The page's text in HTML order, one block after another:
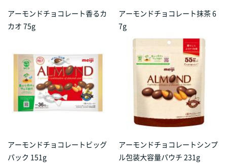
アーモンドチョコレート香るカ
カオ 75g
アーモンドチョコレート抹茶 6
7g
アーモンドチョコレートビッグ
パック 151g
アーモンドチョコレートシンプ
ル包装大容量パウチ 231g